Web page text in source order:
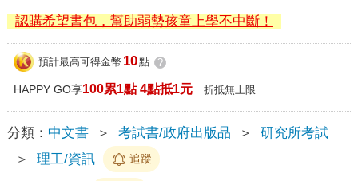
認購希望書包，幫助弱勢孩童上學不中斷！
預計最高可得金幣 10點 ?
HAPPY GO享100累1點 4點抵1元 折抵無上限
分類： 中文書 ＞ 考試書/政府出版品 ＞
研究所考試
＞
理工/資訊 追蹤